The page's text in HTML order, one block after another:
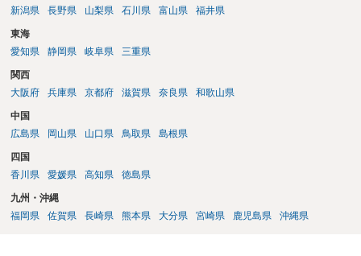
新潟県
長野県 山梨県 石川県 富山県 福井県
東海
愛知県
静岡県 岐阜県 三重県
関西
大阪府
兵庫県 京都府 滋賀県 奈良県 和歌山県
中国
広島県
岡山県 山口県 鳥取県 島根県
四国
香川県
愛媛県 高知県 徳島県
九州・沖縄
福岡県
佐賀県 長崎県 熊本県 大分県 宮崎県 鹿児島県 沖縄県